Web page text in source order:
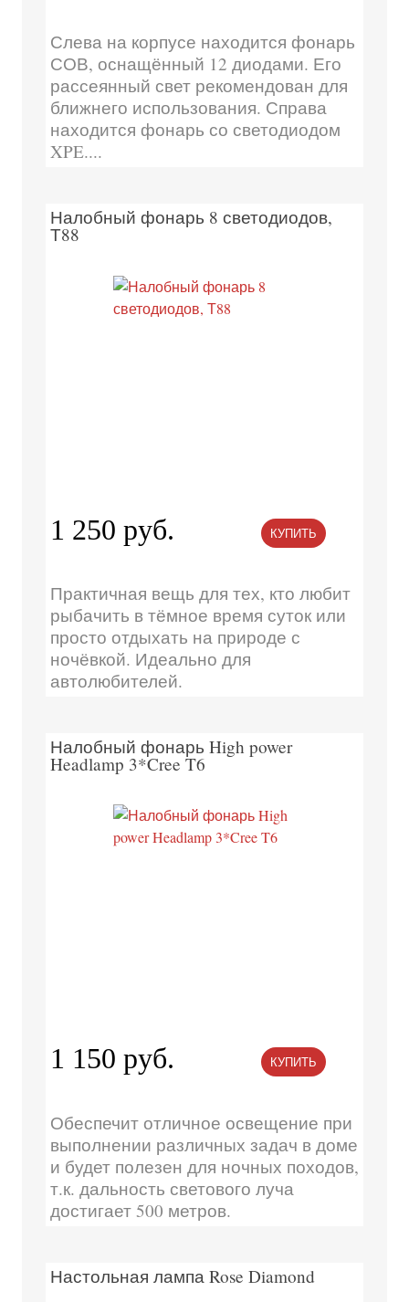
Слева на корпусе находится фонарь
СОВ, оснащённый 12 диодами. Его
рассеянный свет рекомендован для
ближнего использования. Справа
находится фонарь со светодиодом
XPE....
Налобный фонарь 8 светодиодов,
Т88
1 250 руб. КУПИТЬ
Практичная вещь для тех, кто любит
рыбачить в тёмное время суток или
просто отдыхать на природе с
ночёвкой. Идеально для
автолюбителей.
Налобный фонарь High power
Headlamp 3*Cree T6
1 150 руб. КУПИТЬ
Обеспечит отличное освещение при
выполнении различных задач в доме
и будет полезен для ночных походов,
т.к. дальность светового луча
достигает 500 метров.
Настольная лампа Rose Diamond